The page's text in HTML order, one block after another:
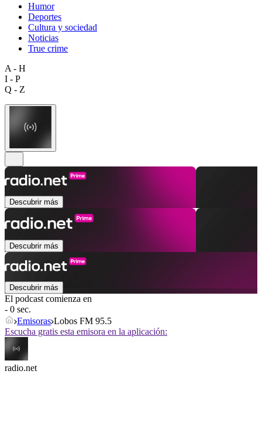
Humor
Deportes
Cultura y sociedad
Noticias
True crime
A - H
I - P
Q - Z
Descubrir más
Descubrir más
Descubrir más
El podcast comienza en
- 0 sec.
Emisoras Lobos FM 95.5
Escucha gratis esta emisora en la aplicación:
radio.net